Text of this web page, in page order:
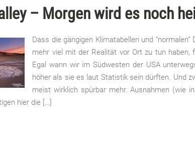
– Morgen wird es noch
Dass die gängigen Klimatabellen und
mehr viel mit der Realität vor Ort zu tun
Egal wann wir im Südwesten der USA
höher als sie es laut Statistik sein dürften. Und
meist wirklich spürbar mehr. Ausnahmen (wie
hier die […]